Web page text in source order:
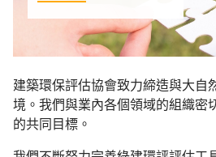
建築環保評估協會致力締造與大自
境。我們與業內各個領域的組織密
的共同目標。